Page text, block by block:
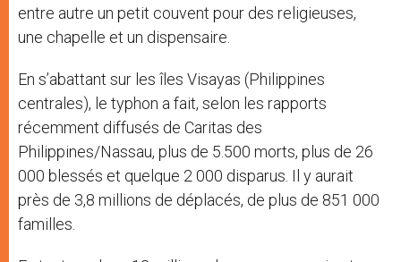
entre autre un petit couvent pour des religieuses,
une chapelle et un dispensaire.
En s’abattant sur les îles Visayas (Philippines
centrales), le typhon a fait, selon les rapports
récemment diffusés de Caritas des
Philippines/Nassau, plus de 5.500 morts, plus de 26
000 blessés et quelque 2 000 disparus. Il y aurait
près de 3,8 millions de déplacés, de plus de 851 000
familles.